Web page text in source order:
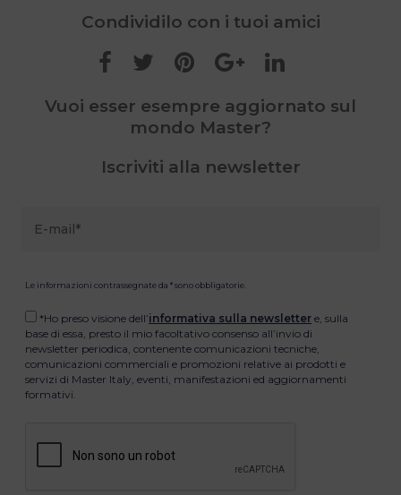
Condividilo con i tuoi amici
Vuoi esser esempre aggiornato sul
mondo Master?
Iscriviti alla newsletter
Le informazioni contrassegnate da * sono obbligatorie.
*Ho preso visione dell’informativa sulla newsletter e, sulla
base di essa, presto il mio facoltativo consenso all’invio di
newsletter periodica, contenente comunicazioni tecniche,
comunicazioni commerciali e promozioni relative ai prodotti e
servizi di Master Italy, eventi, manifestazioni ed aggiornamenti
formativi.